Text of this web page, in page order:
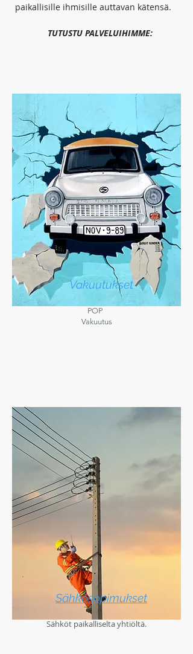
paikallisille ihmisille auttavan kätensä.
TUTUSTU PALVELUIHIMME:
Vakuutukset
POP
Vakuutus
Sähkösopimukset
Sähköt paikalliselta yhtiöltä.